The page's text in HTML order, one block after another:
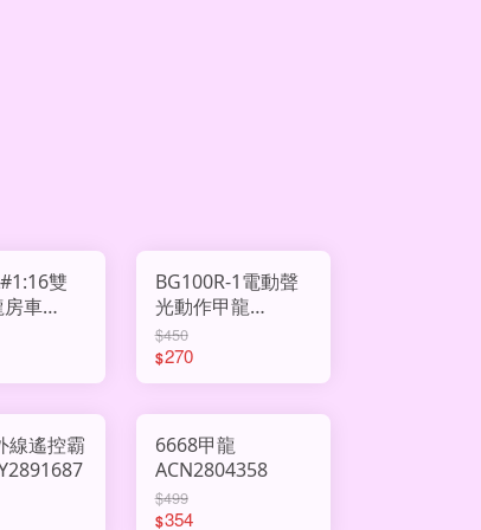
雙
房車
BG100R-1電動聲
光動作甲龍
AHY3009608
$450
$270
線遙控霸
6668甲龍
ACN2804358
$499
$354